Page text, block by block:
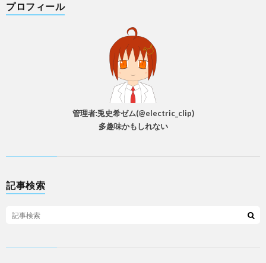
プロフィール
管理者:兎史希ゼム(@electric_clip)
多趣味かもしれない
記事検索